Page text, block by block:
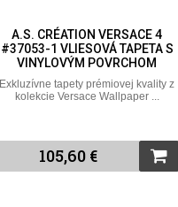
A.S. CRÉATION VERSACE 4
#37053-1 VLIESOVÁ TAPETA S
VINYLOVÝM POVRCHOM
Exkluzívne tapety prémiovej kvality z
kolekcie Versace Wallpaper ...
105,60 €